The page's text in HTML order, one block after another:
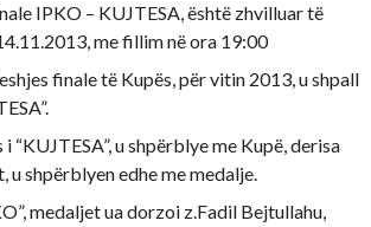
IPKO – KUJTESA, është zhvilluar të
me fillim në ora 19:00
finale të Kupës, për vitin 2013, u shpall
“KUJTESA”, u shpërblye me Kupë, derisa
u shpërblyen edhe me medalje.
medaljet ua dorzoi z.Fadil Bejtullahu,